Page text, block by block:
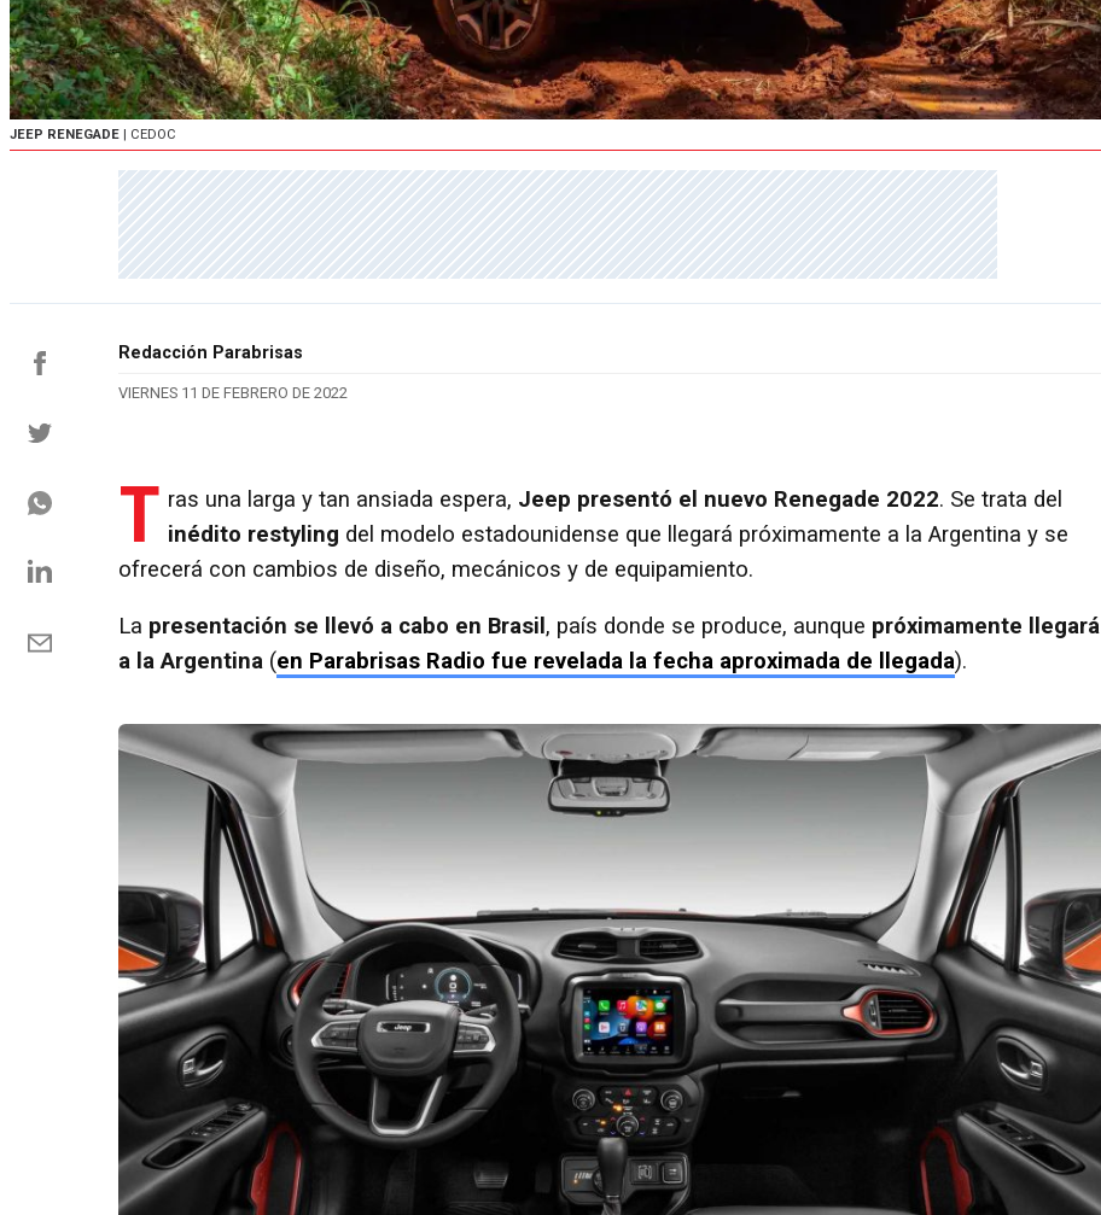
JEEP RENEGADE | CEDOC
Redacción Parabrisas
VIERNES 11 DE FEBRERO DE 2022
T ras una larga y tan ansiada espera, Jeep presentó el nuevo Renegade 2022. Se trata del
inédito restyling del modelo estadounidense que llegará próximamente a la Argentina y se
ofrecerá con cambios de diseño, mecánicos y de equipamiento.
La presentación se llevó a cabo en Brasil , país donde se produce, aunque próximamente llegará
a la Argentina (en Parabrisas Radio fue revelada la fecha aproximada de llegada).